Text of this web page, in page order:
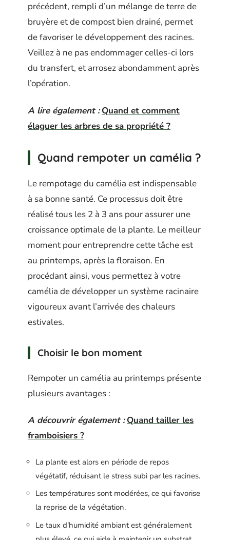
précédent, rempli d’un mélange de terre de
bruyère et de compost bien drainé, permet
de favoriser le développement des racines.
Veillez à ne pas endommager celles-ci lors
du transfert, et arrosez abondamment après
l’opération.
A lire également : Quand et comment
élaguer les arbres de sa propriété ?
Quand rempoter un camélia ?
Le rempotage du camélia est indispensable
à sa bonne santé. Ce processus doit être
réalisé tous les 2 à 3 ans pour assurer une
croissance optimale de la plante. Le meilleur
moment pour entreprendre cette tâche est
au printemps, après la floraison. En
procédant ainsi, vous permettez à votre
camélia de développer un système racinaire
vigoureux avant l’arrivée des chaleurs
estivales.
Choisir le bon moment
Rempoter un camélia au printemps présente
plusieurs avantages :
A découvrir également : Quand tailler les
framboisiers ?
La plante est alors en période de repos
végétatif, réduisant le stress subi par les racines.
Les températures sont modérées, ce qui favorise
la reprise de la végétation.
Le taux d’humidité ambiant est généralement